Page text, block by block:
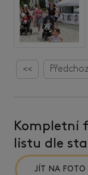
<<
Kompletní
listu dle
JÍT NA FOTO